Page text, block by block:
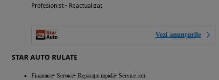
Profesionist • Reactualizat
Vezi anunțurile
STAR AUTO RULATE
Finantare Service Reparație rapidă Service roti